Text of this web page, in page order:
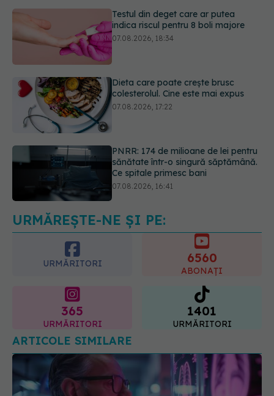
Dieta care poate crește brusc
colesterolul. Cine este mai expus
PNRR: 174 de milioane de lei pentru
sănătate într-o singură săptămână.
Ce spune culoarea ta preferată
despre vârsta pe care o ai. Care
este "codul cromatic" al generațiilor
URMĂREȘTE-NE ȘI PE:
URMĂRITORI 6560
ABONAȚI
365
URMĂRITORI
1401
URMĂRITORI
ARTICOLE SIMILARE